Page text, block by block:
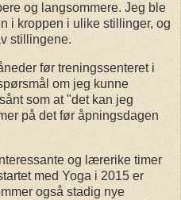
og langsommere. Jeg ble
i kroppen i ulike stillinger, og
stillingene.
før treningssenteret i
om jeg kunne
som at "det kan jeg
på det før åpningsdagen
og lærerike timer
med Yoga i 2015 er
også stadig nye